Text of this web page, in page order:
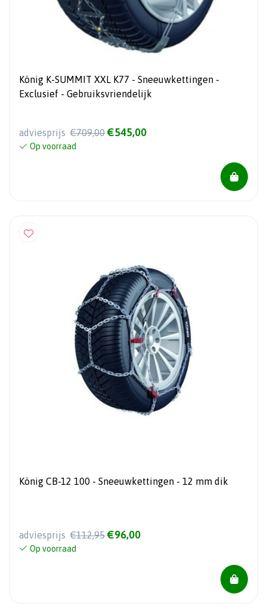
König K-SUMMIT XXL K77 - Sneeuwkettingen -
Exclusief - Gebruiksvriendelijk
adviesprijs €709,00 €545,00
Op voorraad
König CB-12 100 - Sneeuwkettingen - 12 mm dik
adviesprijs €112,95 €96,00
Op voorraad